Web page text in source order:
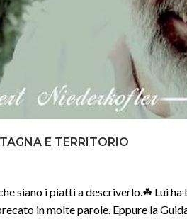
E TERRITORIO
siano i piatti a descriverlo.☘ Lui ha
in molte parole. Eppure la